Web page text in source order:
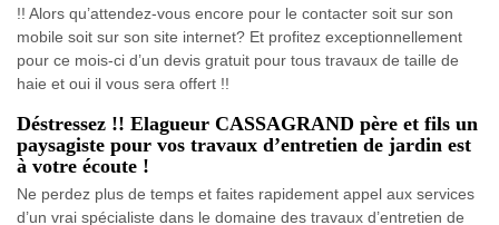
!! Alors qu’attendez-vous encore pour le contacter soit sur son
mobile soit sur son site internet? Et profitez exceptionnellement
pour ce mois-ci d’un devis gratuit pour tous travaux de taille de
haie et oui il vous sera offert !!
Déstressez !! Elagueur CASSAGRAND père et fils un
paysagiste pour vos travaux d’entretien de jardin est
à votre écoute !
Ne perdez plus de temps et faites rapidement appel aux services
d’un vrai spécialiste dans le domaine des travaux d’entretien de